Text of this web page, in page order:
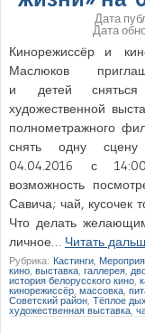
Дата
Дата
Кинорежиссёр и
Маслюков
и детей сняться
художественной
полнометражного
снять одну
04.04.2016 с
возможность
Савича; чай, кусочек
Что делать
личное… Читать
Рубрика: Кастинги
кино выставка галлерея ,
история белорусского кино,
кинорежиссёр,массовка
Советский район Тёплое
художественная выставка ,